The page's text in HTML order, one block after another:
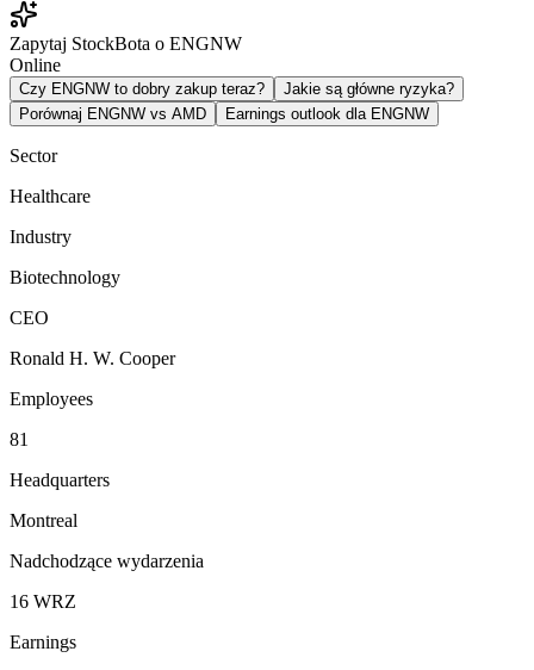
Zapytaj StockBota o ENGNW
Online
Czy ENGNW to dobry zakup teraz?
Jakie są główne ryzyka?
Porównaj ENGNW vs AMD
Earnings outlook dla ENGNW
Sector
Healthcare
Industry
Biotechnology
CEO
Ronald H. W. Cooper
Employees
81
Headquarters
Montreal
Nadchodzące wydarzenia
16 WRZ
Earnings